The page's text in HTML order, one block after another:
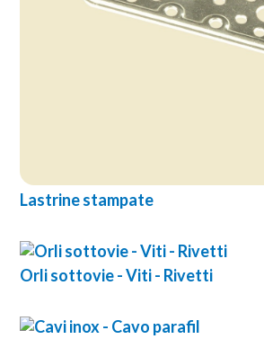
Lastrine stampate
Orli sottovie - Viti - Rivetti